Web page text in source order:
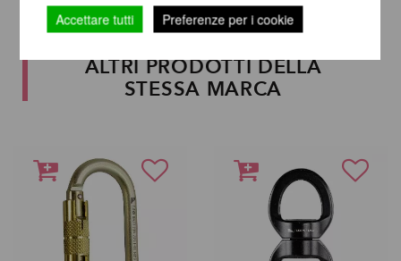
ALTRI PRODOTTI DELLA
STESSA MARCA
Accettare tutti Preferenze per i cookie